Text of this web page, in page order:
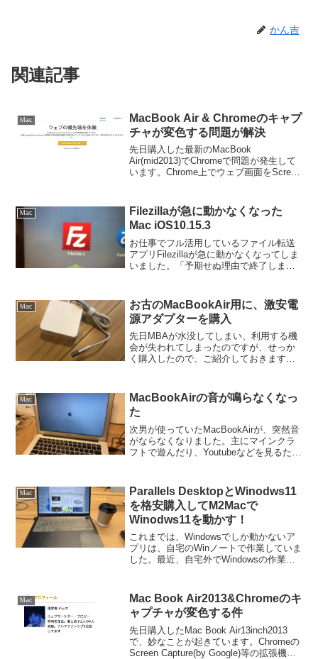
かん吉
関連記事
Mac
MacBook Air & Chromeのキャプ
チャが変色する問題が解決
先日購入した最新のMacBook
Air(mid2013)でChromeで問題が発生して
います。Chrome上でウェブ画面をScreen
してしまう...
Mac
Filezillaが急に動かなくなった
Mac iOS10.15.3
お仕事でフル活用しているファイル転送
アプリFilezillaが急に動かなくなってしま
いました。「予期せぬ理由で終了しまし
インストールしようとしたら、今度は
「開くとコンピ...
Mac
お古のMacBookAir用に、激安電
源アダプターを購入
先日MBAが水没してしまい、利用する機
会が失われてしまったのですが、せっか
く購入したので、ご紹介しておきます。
アダプタ L字コネクタ M...
Mac
MacBookAirの音が鳴らなくなっ
た
次男が使っていたMacBookAirが、突然音
がならなくなりました。主にマインクラ
フトで遊んだり、Youtubeなどを見るため
活せず。手持ちのBluetoothのイヤホ...
Mac
Parallels DesktopとWinodws11
を格安購入してM2Macで
Winodws11を動かす！
これまでは、Windowsでしか動かないア
プリは、自宅のWinノートで作業していま
した。最近、自宅外でWindowsの作業を
ールすることにしました。
Mac
Mac Book Air2013&Chromeのキ
ャプチャが変色する件
先日購入したMac Book Air13inch2013
で、妙なことが起きています。Chromeの
Screen Capture(by Google)等の拡張機能